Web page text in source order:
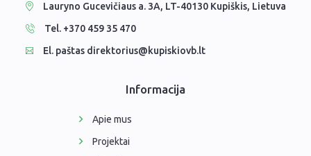
Lauryno Gucevičiaus a. 3A, LT-40130 Kupiškis, Lietuva
Tel. +370 459 35 470
El. paštas direktorius@kupiskiovb.lt
Informacija
Apie mus
Projektai